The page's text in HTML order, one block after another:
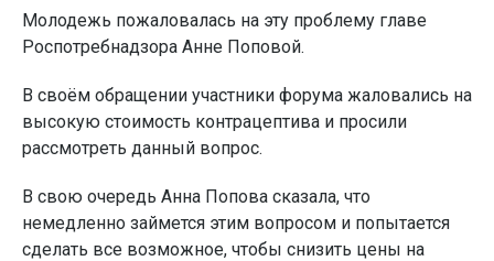
Молодежь пожаловалась на эту проблему главе
Роспотребнадзора Анне Поповой.
В своём обращении участники форума жаловались на
высокую стоимость контрацептива и просили
рассмотреть данный вопрос.
В свою очередь Анна Попова сказала, что
немедленно займется этим вопросом и попытается
сделать все возможное, чтобы снизить цены на